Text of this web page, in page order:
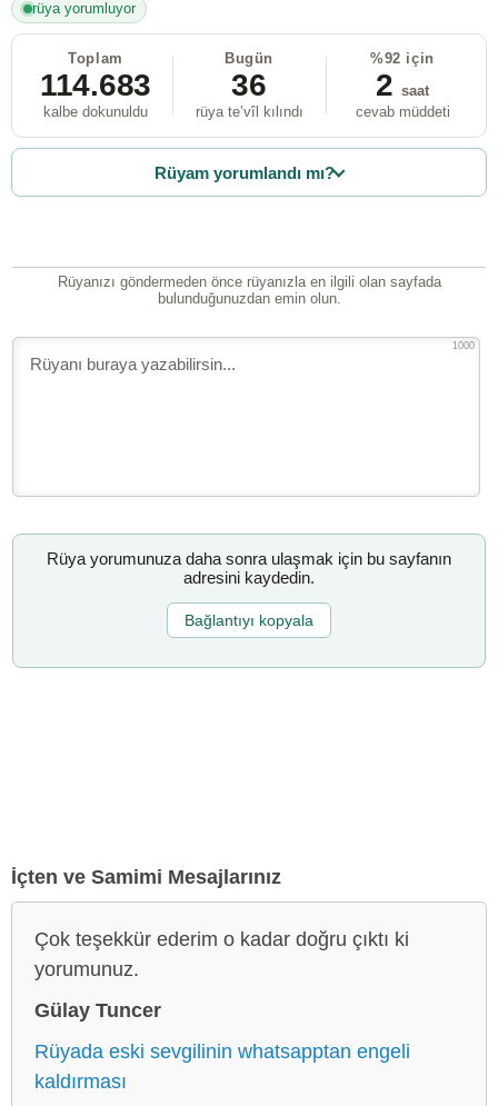
rüya yorumluyor
Toplam
114.683
kalbe dokunuldu
Bugün
36
rüya te’vîl kılındı
%92 için
2 saat
cevab müddeti
Rüyam yorumlandı mı?
Rüyanızı göndermeden önce rüyanızla en ilgili olan sayfada
bulunduğunuzdan emin olun.
1000
Rüya yorumunuza daha sonra ulaşmak için bu sayfanın
adresini kaydedin.
Bağlantıyı kopyala
İçten ve Samimi Mesajlarınız
Çok teşekkür ederim o kadar doğru çıktı ki
yorumunuz.
Gülay Tuncer
Rüyada eski sevgilinin whatsapptan engeli
kaldırması